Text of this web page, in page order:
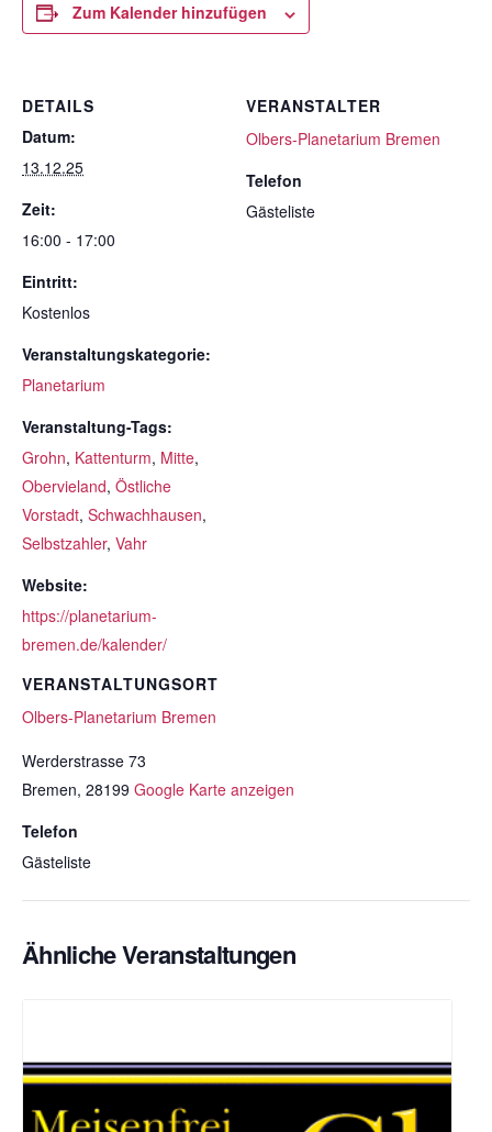
Zum Kalender hinzufügen
DETAILS
Datum:
13.12.25
Zeit:
16:00 - 17:00
Eintritt:
Kostenlos
Veranstaltungskategorie:
Planetarium
Veranstaltung-Tags:
Grohn, Kattenturm, Mitte,
Obervieland, Östliche
Vorstadt, Schwachhausen,
Selbstzahler, Vahr
Website:
https://planetarium-
bremen.de/kalender/
VERANSTALTUNGSORT
Olbers-Planetarium Bremen
Werderstrasse 73
Bremen, 28199 Google Karte anzeigen
Telefon
Gästeliste
VERANSTALTER
Olbers-Planetarium Bremen
Telefon
Gästeliste
Ähnliche Veranstaltungen